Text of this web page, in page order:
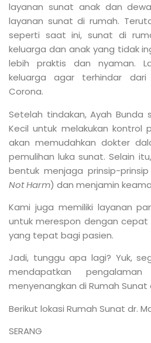
layanan sunat anak dan
layanan sunat di rumah.
seperti saat ini, sunat di
keluarga dan anak yang tidak
lebih praktis dan nyaman.
keluarga agar terhindar dari
Corona.
Setelah tindakan, Ayah Bunda
Kecil untuk melakukan kontrol
akan memudahkan dokter
pemulihan luka sunat. Selain
bentuk menjaga prinsip-
Not Harm) dan menjamin
Kami juga memiliki layanan
untuk merespon dengan cepat
yang tepat bagi pasien.
Jadi, tunggu apa lagi? Yuk,
mendapatkan
menyenangkan di Rumah Sunat
Berikut lokasi Rumah Sunat dr.
SERANG